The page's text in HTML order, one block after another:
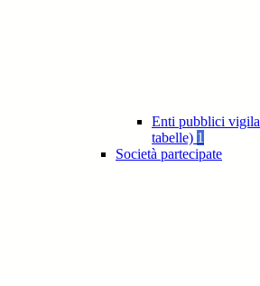
Enti pubblici
tabelle) 1
Società partecipate